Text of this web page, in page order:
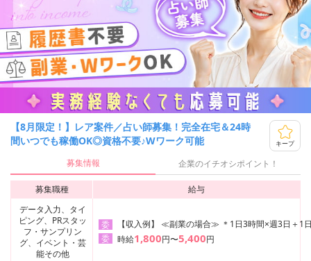
【8月限定！】レア案件／占い師募集！完全在宅＆24時
間いつでも稼働OK◎資格不要♪Wワーク可能
キープ
募集情報 企業のイチオシポイント！
募集職種
給与
データ入力、タイ
ピング、PRスタッ
フ・サンプリン
グ、イベント・芸
能その他
委
【収入例】 ≪副業の場合≫ ＊1日3時間×週3日＋1
委
時給1,800円〜5,400円